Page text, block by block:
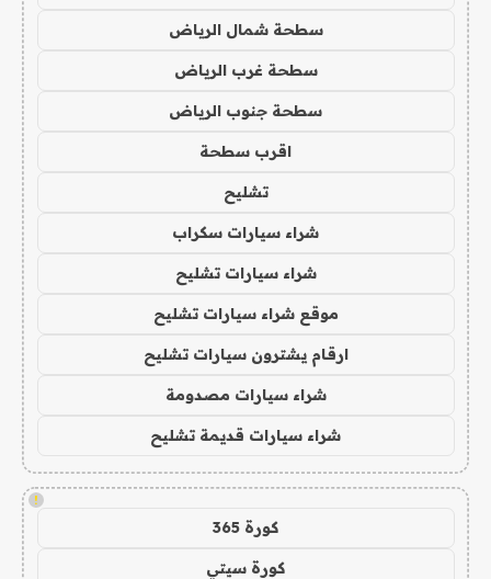
سطحة شمال الرياض
سطحة غرب الرياض
سطحة جنوب الرياض
اقرب سطحة
تشليح
شراء سيارات سكراب
شراء سيارات تشليح
موقع شراء سيارات تشليح
ارقام يشترون سيارات تشليح
شراء سيارات مصدومة
شراء سيارات قديمة تشليح
!
كورة 365
كورة سيتي